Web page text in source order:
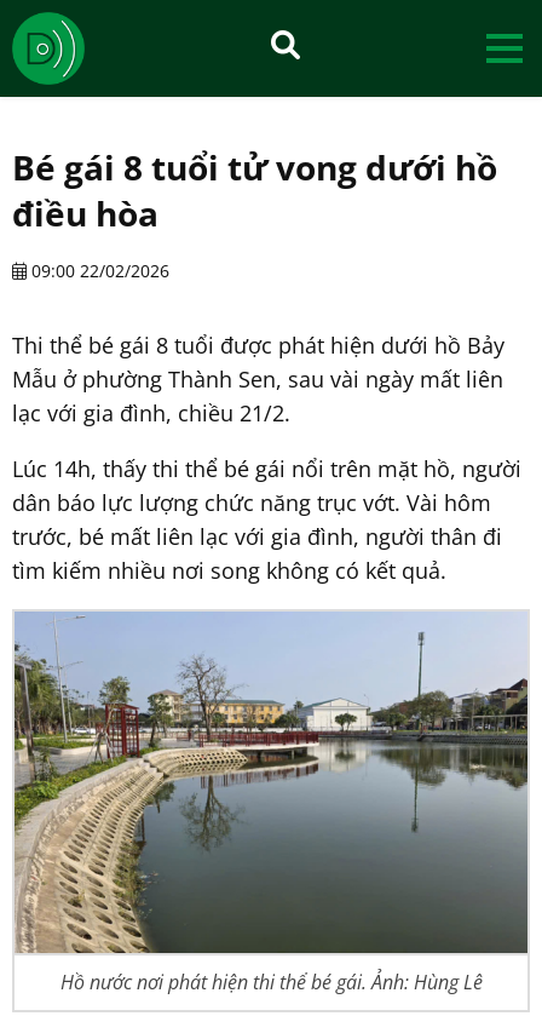
Bé gái 8 tuổi tử vong dưới hồ
điều hòa
09:00 22/02/2026
Thi thể bé gái 8 tuổi được phát hiện dưới hồ Bảy
Mẫu ở phường Thành Sen, sau vài ngày mất liên
lạc với gia đình, chiều 21/2.
Lúc 14h, thấy thi thể bé gái nổi trên mặt hồ, người
dân báo lực lượng chức năng trục vớt. Vài hôm
trước, bé mất liên lạc với gia đình, người thân đi
tìm kiếm nhiều nơi song không có kết quả.
Hồ nước nơi phát hiện thi thể bé gái. Ảnh: Hùng Lê